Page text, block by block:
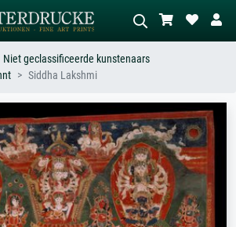
of stijl – bijv.
Beschrijf de scène – bijv. groene
weide, abstract met veel rood, donker
olieverfschilderij, staand naakt naast
een boom.
Niet geclassificeerde kunstenaars
Siddha Lakshmi